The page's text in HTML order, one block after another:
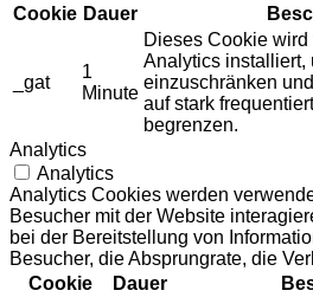
Cookie Dauer
_gat
1
Minute
Dieses Cookie wird
Analytics installiert,
einzuschränken
auf stark
begrenzen.
Analytics
Analytics
Analytics Cookies werden
Besucher mit der Website
bei der Bereitstellung von
Besucher, die Absprungrate, die
Cookie
Dauer